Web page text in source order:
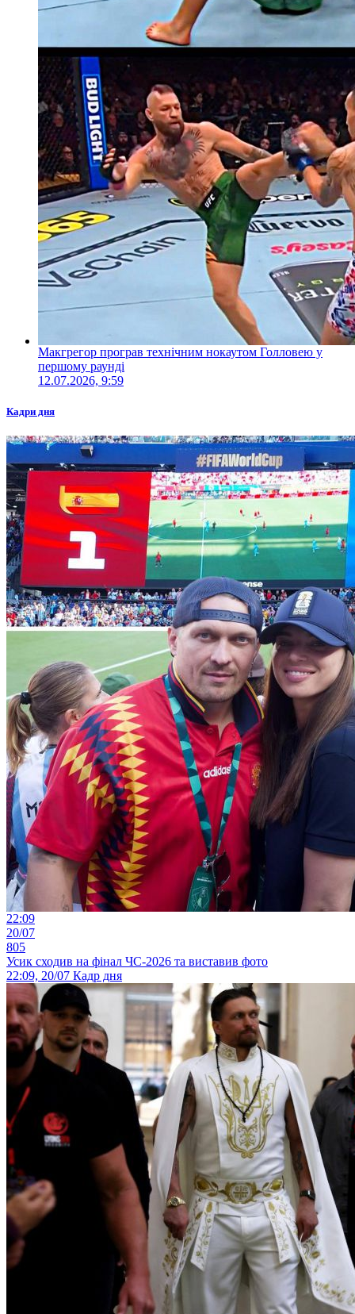
Макгрегор програв технічним нокаутом Голловею у
першому раунді
12.07.2026, 9:59
Кадри дня
22:09
20/07
805
Усик сходив на фінал ЧС-2026 та виставив фото
22:09, 20/07 Кадр дня